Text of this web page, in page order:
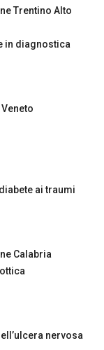
Trentino Alto
in diagnostica
ai traumi
Calabria
nervosa